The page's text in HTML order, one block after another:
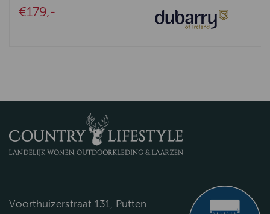
€179,-
Voorthuizerstraat 131, Putten